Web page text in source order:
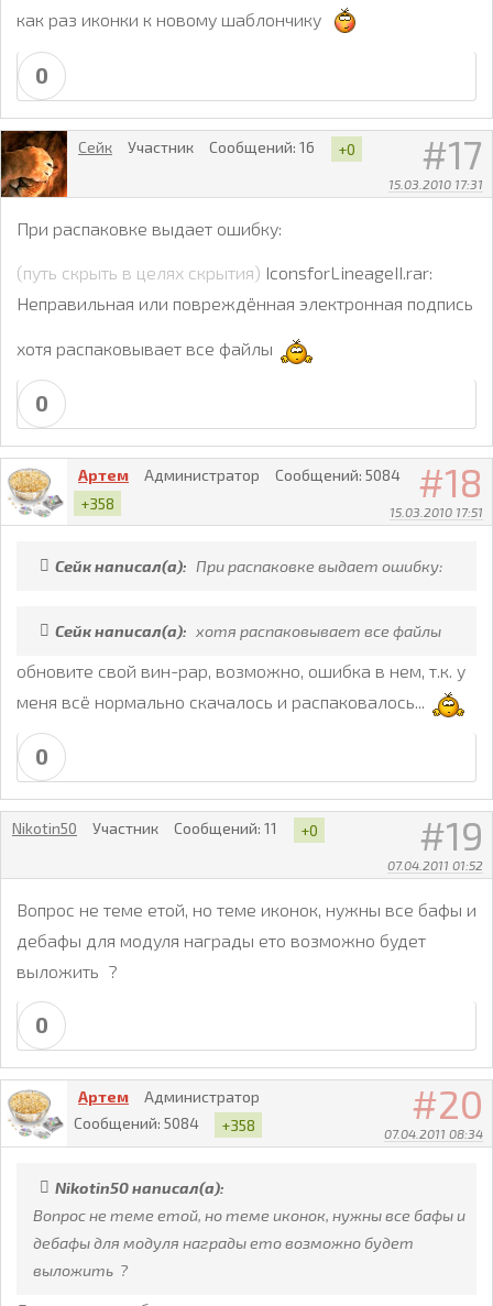
как раз иконки к новому шаблончику
0
17
15.03.2010 17:31
Сейк Участник Сообщений: 16 +0
При распаковке выдает ошибку:
(путь скрыть в целях скрытия) IconsforLineageII.rar:
Неправильная или повреждённая электронная подпись
хотя распаковывает все файлы
0
18
15.03.2010 17:51
Артем Администратор Сообщений: 5084
+358
Сейк написал(а): При распаковке выдает ошибку:
Сейк написал(а): хотя распаковывает все файлы
обновите свой вин-рар, возможно, ошибка в нем, т.к. у
меня всё нормально скачалось и распаковалось...
0
19
07.04.2011 01:52
Nikotin50 Участник Сообщений: 11 +0
Вопрос не теме етой, но теме иконок, нужны все бафы и
дебафы для модуля награды ето возможно будет
выложить ?
0
20
07.04.2011 08:34
Артем
Администратор
Сообщений: 5084 +358
Nikotin50 написал(а):
Вопрос не теме етой, но теме иконок, нужны все бафы и
дебафы для модуля награды ето возможно будет
выложить ?